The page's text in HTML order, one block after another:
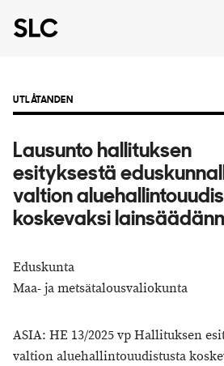
UTLÅTANDEN
Lausunto hallituksen
esityksestä
valtion
koskevaksi
Eduskunta
Maa- ja metsätalousvaliokunta
ASIA: HE 13/2025 vp Hallituksen
valtion aluehallintouudistusta